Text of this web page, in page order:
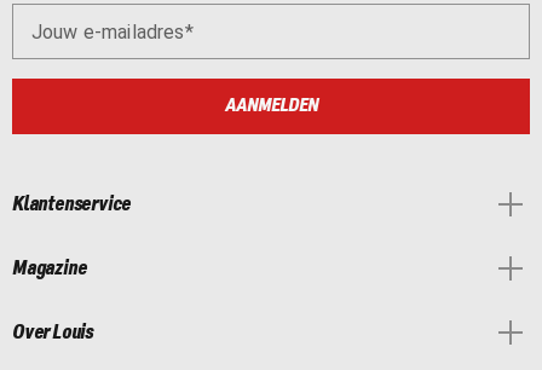
Jouw e-mailadres
AANMELDEN
Klantenservice
Magazine
Over Louis